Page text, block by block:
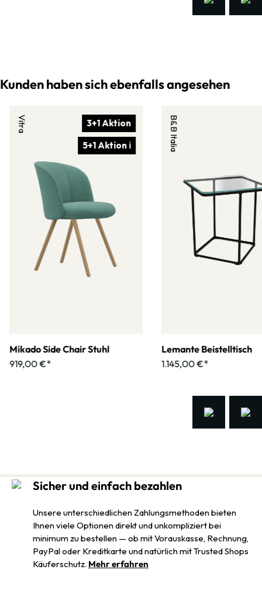
Kunden haben sich ebenfalls angesehen
3+1 Aktion
5+1 Aktion ℹ
Vitra
Mikado Side Chair Stuhl
919,00 €*
B&B Italia
Lemante Beistelltisch
1.145,00 €*
Sicher und einfach bezahlen
Unsere unterschiedlichen Zahlungsmethoden bieten
Ihnen viele Optionen direkt und unkompliziert bei
minimum zu bestellen — ob mit Vorauskasse, Rechnung,
PayPal oder Kreditkarte und natürlich mit Trusted Shops
Käuferschutz. Mehr erfahren